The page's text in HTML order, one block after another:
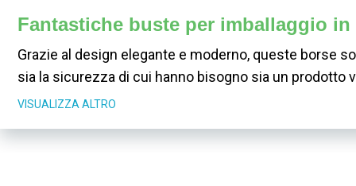
Fantastiche buste per imballaggio
Grazie al design elegante e moderno, queste borse
sia la sicurezza di cui hanno bisogno sia un prodotto
VISUALIZZA ALTRO